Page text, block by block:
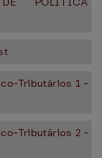
Tributários 1 -
Tributários 2 -